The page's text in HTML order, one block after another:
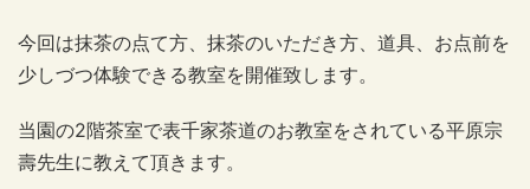
今回は抹茶の点て方、抹茶のいただき方、道具、お点前を
少しづつ体験できる教室を開催致します。
当園の2階茶室で表千家茶道のお教室をされている平原宗
壽先生に教えて頂きます。